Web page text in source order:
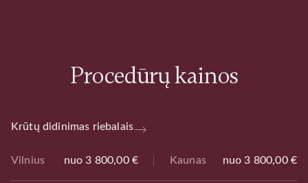
Procedūrų kainos
Krūtų didinimas riebalais
Vilnius nuo 3 800,00 € Kaunas nuo 3 800,00 €